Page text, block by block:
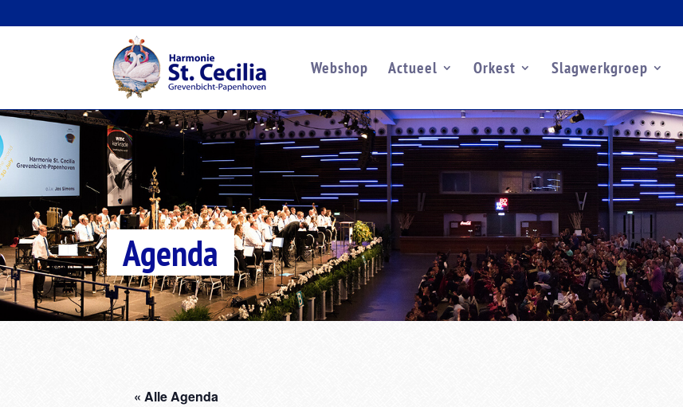
Webshop Actueel Orkest Slagwerkgroep
Agenda
« Alle Agenda